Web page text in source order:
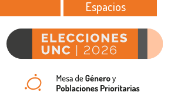
Espacios